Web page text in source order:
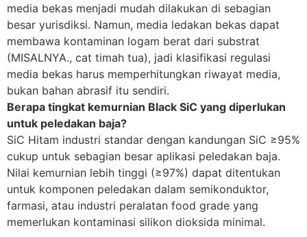
media bekas menjadi mudah dilakukan di sebagian
besar yurisdiksi. Namun, media ledakan bekas dapat
membawa kontaminan logam berat dari substrat
(MISALNYA., cat timah tua), jadi klasifikasi regulasi
media bekas harus memperhitungkan riwayat media,
bukan bahan abrasif itu sendiri.
Berapa tingkat kemurnian Black SiC yang diperlukan
untuk peledakan baja?
SiC Hitam industri standar dengan kandungan SiC ≥95%
cukup untuk sebagian besar aplikasi peledakan baja.
Nilai kemurnian lebih tinggi (≥97%) dapat ditentukan
untuk komponen peledakan dalam semikonduktor,
farmasi, atau industri peralatan food grade yang
memerlukan kontaminasi silikon dioksida minimal.